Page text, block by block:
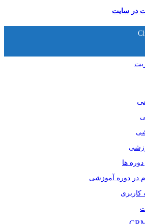
در سایت
دوره ها
در دوره آموزشی